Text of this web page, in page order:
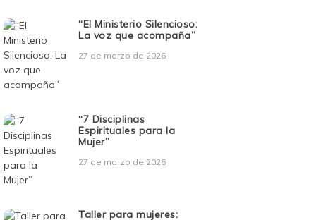
“El Ministerio Silencioso:
La voz que acompaña”
27 de marzo de 2026
“7 Disciplinas
Espirituales para la
Mujer”
27 de marzo de 2026
Taller para mujeres: